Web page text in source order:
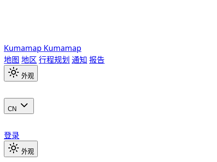
Kumamap Kumamap
地图 地区 行程规划 通知 报告
外观
CN
登录
外观